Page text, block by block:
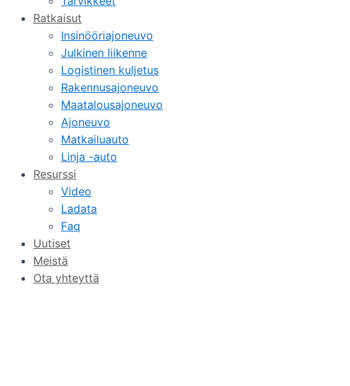
Ratkaisut
Insinööriajoneuvo
Julkinen liikenne
Logistinen kuljetus
Rakennusajoneuvo
Maatalousajoneuvo
Ajoneuvo
Matkailuauto
Linja -auto
Resurssi
Video
Ladata
Faq
Uutiset
Meistä
Ota yhteyttä